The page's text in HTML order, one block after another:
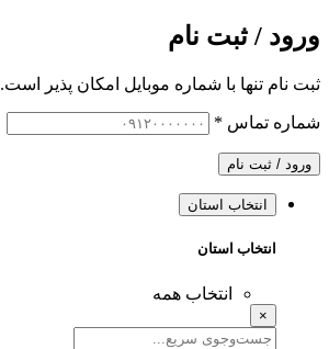
ورود / ثبت نام
ثبت نام تنها با شماره موبایل امکان پذیر است.
شماره تماس *
ورود / ثبت نام
انتخاب استان
انتخاب استان
انتخاب همه
×